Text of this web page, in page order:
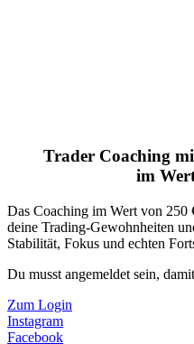
Trader Coaching
im
Das Coaching im Wert von
deine Trading-Gewohnheiten
Stabilität, Fokus und echten
Du musst angemeldet sein,
Zum Login
Instagram
Facebook